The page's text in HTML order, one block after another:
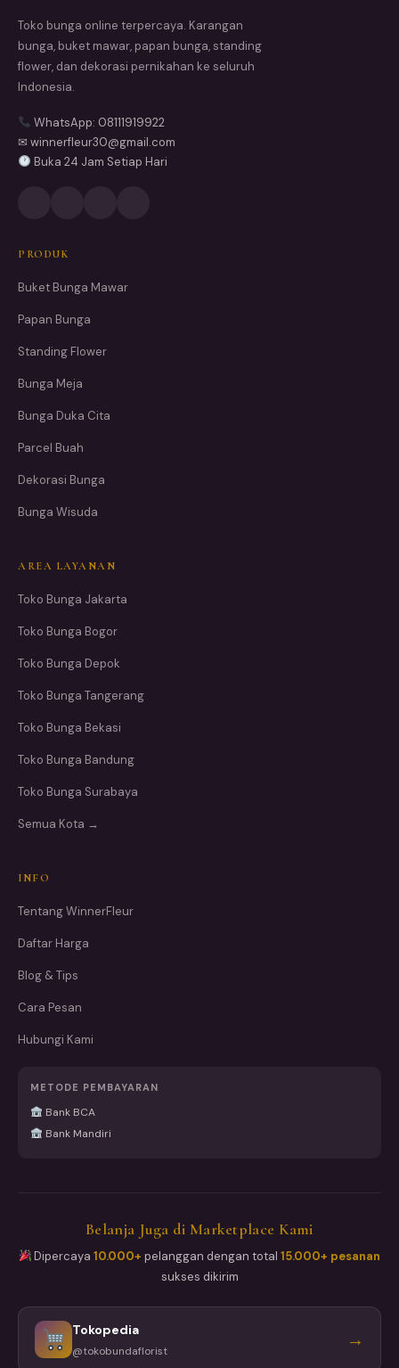
Toko bunga online terpercaya. Karangan
bunga, buket mawar, papan bunga, standing
flower, dan dekorasi pernikahan ke seluruh
Indonesia.
WhatsApp: 08111919922
✉ winnerfleur30@gmail.com
Buka 24 Jam Setiap Hari
PRODUK
Buket Bunga Mawar
Papan Bunga
Standing Flower
Bunga Meja
Bunga Duka Cita
Parcel Buah
Dekorasi Bunga
Bunga Wisuda
AREA LAYANAN
Toko Bunga Jakarta
Toko Bunga Bogor
Toko Bunga Depok
Toko Bunga Tangerang
Toko Bunga Bekasi
Toko Bunga Bandung
Toko Bunga Surabaya
Semua Kota →
INFO
Tentang WinnerFleur
Daftar Harga
Blog & Tips
Cara Pesan
Hubungi Kami
METODE PEMBAYARAN
Bank BCA
Bank Mandiri
Belanja Juga di Marketplace Kami
Dipercaya10.000+ pelanggan dengan total15.000+ pesanan
sukses dikirim
Tokopedia
@tokobundaflorist →